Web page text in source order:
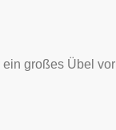
großes Übel vor